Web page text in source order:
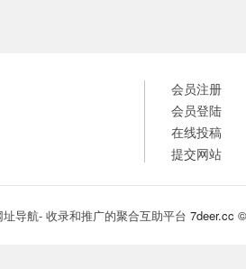
会员注册
会员登陆
在线投稿
提交网站
址导航- 收录和推广的聚合互助平台 7deer.cc